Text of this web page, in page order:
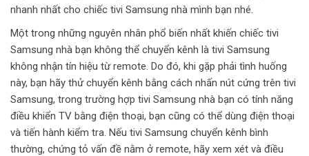
nhanh nhất cho chiếc tivi Samsung nhà mình bạn nhé.
Một trong những nguyên nhân phổ biến nhất khiến chiếc tivi
Samsung nhà bạn không thể chuyển kênh là tivi Samsung
không nhận tín hiệu từ remote. Do đó, khi gặp phải tình huống
này, bạn hãy thử chuyển kênh bằng cách nhấn nút cứng trên tivi
Samsung, trong trường hợp tivi Samsung nhà bạn có tính năng
điều khiển TV bằng điện thoại, bạn cũng có thể dùng điện thoại
và tiến hành kiểm tra. Nếu tivi Samsung chuyển kênh bình
thường, chứng tỏ vấn đề nằm ở remote, hãy xem xét và điều